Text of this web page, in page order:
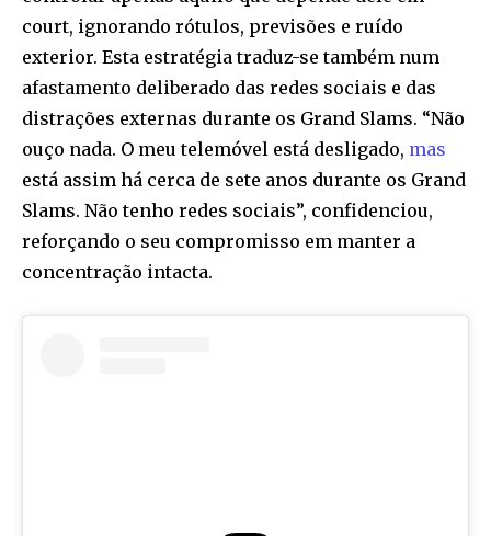
court, ignorando rótulos, previsões e ruído
exterior. Esta estratégia traduz-se também num
afastamento deliberado das redes sociais e das
distrações externas durante os Grand Slams. “Não
ouço nada. O meu telemóvel está desligado, mas
está assim há cerca de sete anos durante os Grand
Slams. Não tenho redes sociais”, confidenciou,
reforçando o seu compromisso em manter a
concentração intacta.